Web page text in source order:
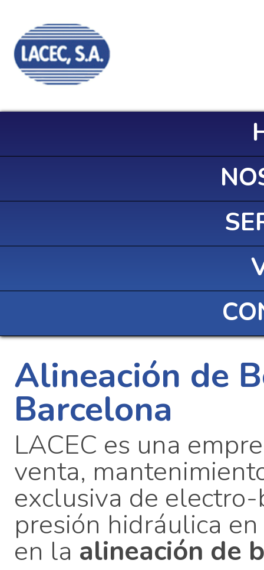
Alineación de
Barcelona
LACEC es una
venta,
exclusiva de
presión hidráulica
en la alineación de